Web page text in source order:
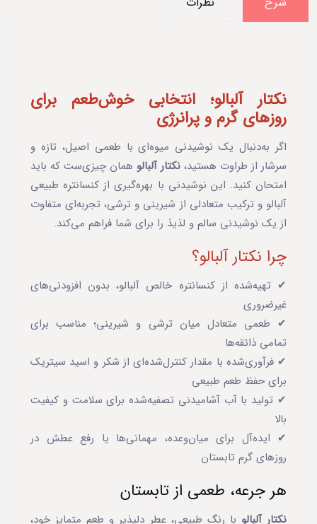
نکتار آلبالو؛ انتخابی خوش‌طعم برای
روزهای گرم و پرانرژی
اگر به‌دنبال یک نوشیدنی میوه‌ای با طعمی اصیل، تازه و
سرشار از طراوت هستید، نکتار آلبالو همان چیزی‌ست که باید
امتحان کنید. این نوشیدنی با بهره‌گیری از کنسانتره طبیعی
آلبالو و ترکیب متعادلی از شیرینی و ترشی، تجربه‌ای متفاوت
از یک نوشیدنی سالم و لذیذ را برای شما فراهم می‌کند.
چرا نکتار آلبالو؟
✔ تهیه‌شده از کنسانتره خالص آلبالو، بدون افزودنی‌های
غیرضروری
✔ طعمی متعادل میان ترشی و شیرینی؛ مناسب برای
تمامی ذائقه‌ها
✔ فرآوری‌شده با مقدار کنترل‌شده‌ای از شکر و اسید سیتریک
برای حفظ طعم طبیعی
✔ تولید با آب آشامیدنی تصفیه‌شده برای سلامت و کیفیت
بالا
✔ ایده‌آل برای میان‌وعده، مهمانی‌ها یا رفع عطش در
روزهای گرم تابستان
هر جرعه، طعمی از تابستان
نکتار آلبالو با رنگ طبیعی، عطر دلپذیر و طعم متمایز خود،